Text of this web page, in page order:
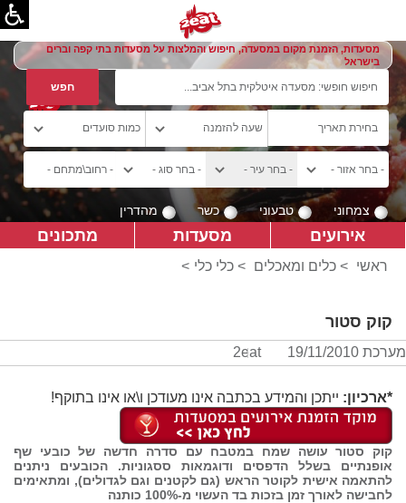
מסעדות, הזמנת מקום במסעדה, חיפוש והמלצות על מסעדות בתי קפה וברים
בישראל
צמחוני טבעוני כשר מהדרין
אירועים מסעדות מתכונים
ראשי > כלים ומאכלים > כלי כלי >
קוק סטור
מערכת 2eat 19/11/2010
*ארכיון: ייתכן והמידע בכתבה אינו מעודכן ו\או אינו בתוקף!
קוק סטור עושה שמח במטבח עם סדרה חדשה של כובעי שף
אופנתיים בשלל הדפסים ודוגמאות ססגוניות. הכובעים ניתנים
להתאמה אישית לקוטר הראש (גם לקטנים וגם לגדולים), ומתאימים
לחבישה לאורך זמן בזכות בד העשוי מ-100% כותנה